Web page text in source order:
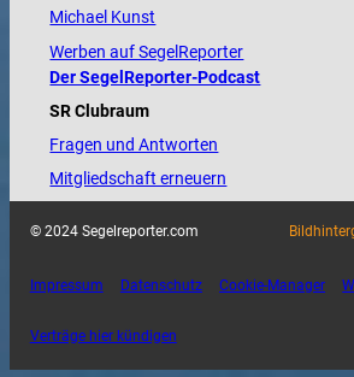
Michael Kunst
Werben auf SegelReporter
Der SegelReporter-Podcast
SR Clubraum
Fragen und Antworten
Mitgliedschaft erneuern
© 2024 Segelreporter.com
Impressum Datenschutz Cookie-Manager
Verträge hier kündigen